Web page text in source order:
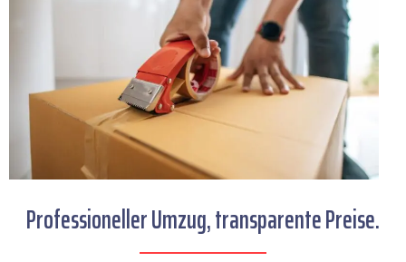
Professioneller Umzug, transparente Preise.